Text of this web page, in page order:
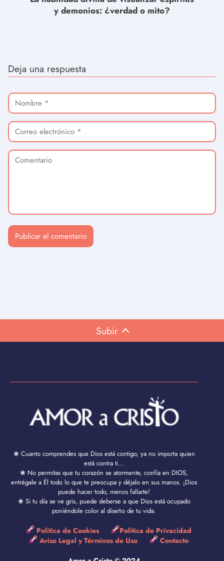
y demonios: ¿verdad o mito?
Deja una respuesta
Subir
❀ Cuanto comprendes que Dios está contigo, ya no importa quien
está contra ti...
❀ No permitas que tu corazón se atormente, confía en DIOS,
entrégale a Él todo lo que te preocupa y déjalo en sus manos. ¡Dios
puede hacer todo, menos fallarte!
❀ Si tu día se ve gris, puede deberse a que Dios está ocupado
poniéndole color al diseño de tu vida.
Política de Cookies
Política de Privacidad
Aviso Legal y Términos de Uso
Contacto